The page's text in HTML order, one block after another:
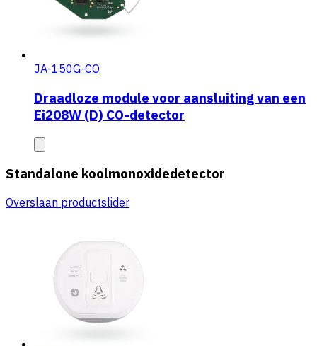
JA-150G-CO
Draadloze module voor aansluiting van een
Ei208W (D) CO-detector
Standalone koolmonoxidedetector
Overslaan productslider